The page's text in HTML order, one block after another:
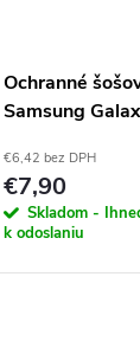
Ochranné
Samsung
€6,42 bez DPH
€7,90
Skladom -
k odoslaniu